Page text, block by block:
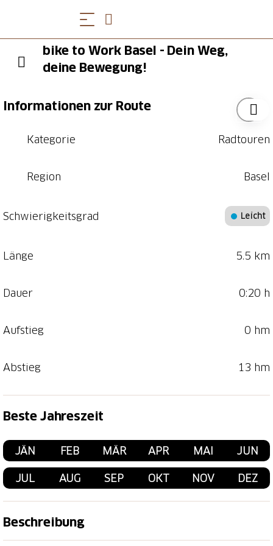
bike to Work Basel - Dein Weg,
deine Bewegung!
Informationen zur Route
Kategorie Radtouren
Region Basel
Schwierigkeitsgrad Leicht
Länge 5.5 km
Dauer 0:20 h
Aufstieg 0 hm
Abstieg 13 hm
Beste Jahreszeit
JÄN FEB MÄR APR MAI JUN
JUL AUG SEP OKT NOV DEZ
Beschreibung